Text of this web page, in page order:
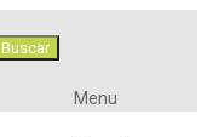
Buscar
Menu